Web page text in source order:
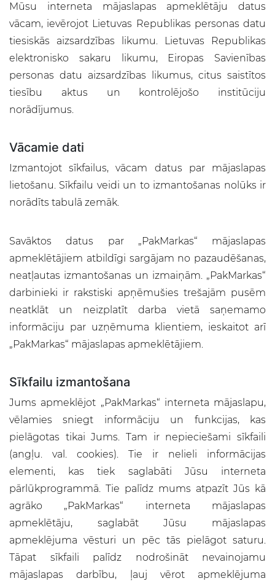
Mūsu interneta mājaslapas apmeklētāju datus
vācam, ievērojot Lietuvas Republikas personas datu
tiesiskās aizsardzības likumu. Lietuvas Republikas
elektronisko sakaru likumu, Eiropas Savienības
personas datu aizsardzības likumus, citus saistītos
tiesību aktus un kontrolējošo institūciju
norādījumus.
Vācamie dati
Izmantojot sīkfailus, vācam datus par mājaslapas
lietošanu. Sīkfailu veidi un to izmantošanas nolūks ir
norādīts tabulā zemāk.
Savāktos datus par „PakMarkas“ mājaslapas
apmeklētājiem atbildīgi sargājam no pazaudēšanas,
neatļautas izmantošanas un izmaiņām. „PakMarkas“
darbinieki ir rakstiski apņēmušies trešajām pusēm
neatklāt un neizplatīt darba vietā saņemamo
informāciju par uzņēmuma klientiem, ieskaitot arī
„PakMarkas“ mājaslapas apmeklētājiem.
Sīkfailu izmantošana
Jums apmeklējot „PakMarkas“ interneta mājaslapu,
vēlamies sniegt informāciju un funkcijas, kas
pielāgotas tikai Jums. Tam ir nepieciešami sīkfaili
(angļu. val. cookies). Tie ir nelieli informācijas
elementi, kas tiek saglabāti Jūsu interneta
pārlūkprogrammā. Tie palīdz mums atpazīt Jūs kā
agrāko „PakMarkas“ interneta mājaslapas
apmeklētāju, saglabāt Jūsu mājaslapas
apmeklējuma vēsturi un pēc tās pielāgot saturu.
Tāpat sīkfaili palīdz nodrošināt nevainojamu
mājaslapas darbību, ļauj vērot apmeklējuma